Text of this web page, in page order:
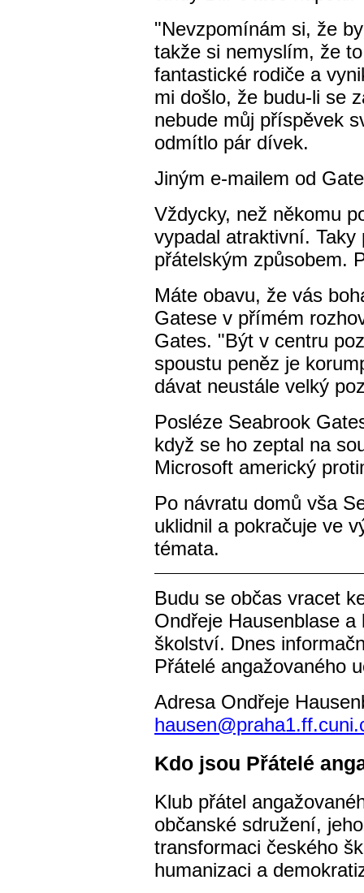
"Nevzpomínám si, že
takže si nemyslím, že
fantastické rodiče a
mi došlo, že budu-li se
nebude můj příspěvek
odmítlo pár dívek.
Jiným e-mailem od
Vždycky, než někomu
vypadal atraktivní.
přátelským způsobem.
Máte obavu, že vás
Gatese v přímém
Gates. "Být v centru
spoustu peněz je
dávat neustále velký
Posléze Seabrook
když se ho zeptal na
Microsoft americký
Po návratu domů vša
uklidnil a pokračuje ve
témata.
Budu se občas vracet
Ondřeje Hausenblase
školství. Dnes
Přátelé angažovaného
Adresa Ondřeje
Kdo jsou Přátelé
Klub přátel
občanské sdružení,
transformaci českého
humanizaci a